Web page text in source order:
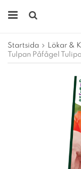
Startsida Lökar &
Tulpan Påfågel